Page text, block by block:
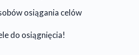
osiągania celów
do osiągnięcia!